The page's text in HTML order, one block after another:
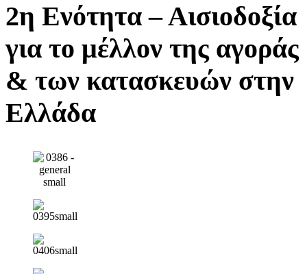
2η Ενότητα – Αισιοδοξία
για το μέλλον της αγοράς
& των κατασκευών στην
Ελλάδα